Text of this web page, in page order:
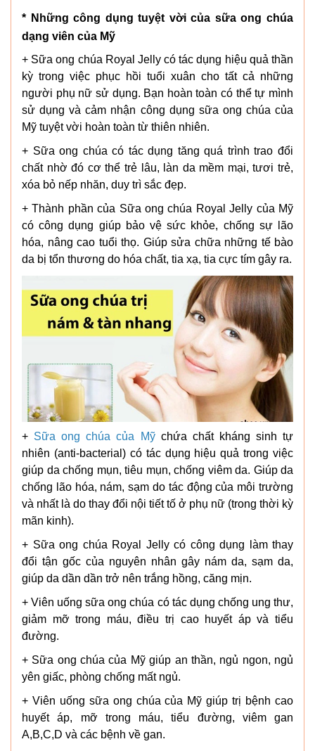
* Những công dụng tuyệt vời của sữa ong chúa
dạng viên của Mỹ
+ Sữa ong chúa Royal Jelly có tác dụng hiệu quả thần
kỳ trong việc phục hồi tuổi xuân cho tất cả những
người phụ nữ sử dụng. Bạn hoàn toàn có thể tự mình
sử dụng và cảm nhận công dụng sữa ong chúa của
Mỹ tuyệt vời hoàn toàn từ thiên nhiên.
+ Sữa ong chúa có tác dụng tăng quá trình trao đổi
chất nhờ đó cơ thể trẻ lâu, làn da mềm mại, tươi trẻ,
xóa bỏ nếp nhăn, duy trì sắc đẹp.
+ Thành phần của Sữa ong chúa Royal Jelly của Mỹ
có công dụng giúp bảo vệ sức khỏe, chống sự lão
hóa, nâng cao tuổi thọ. Giúp sửa chữa những tế bào
da bị tổn thương do hóa chất, tia xạ, tia cực tím gây ra.
+ Sữa ong chúa của Mỹchứa chất kháng sinh tự
nhiên (anti-bacterial) có tác dụng hiệu quả trong việc
giúp da chống mụn, tiêu mụn, chống viêm da. Giúp da
chống lão hóa, nám, sạm do tác động của môi trường
và nhất là do thay đổi nội tiết tố ở phụ nữ (trong thời kỳ
mãn kinh).
+ Sữa ong chúa Royal Jelly có công dụng làm thay
đổi tận gốc của nguyên nhân gây nám da, sạm da,
giúp da dần dần trở nên trắng hồng, căng mịn.
+ Viên uống sữa ong chúa có tác dụng chống ung thư,
giảm mỡ trong máu, điều trị cao huyết áp và tiểu
đường.
+ Sữa ong chúa của Mỹ giúp an thần, ngủ ngon, ngủ
yên giấc, phòng chống mất ngủ.
+ Viên uống sữa ong chúa của Mỹ giúp trị bệnh cao
huyết áp, mỡ trong máu, tiểu đường, viêm gan
A,B,C,D và các bệnh về gan.